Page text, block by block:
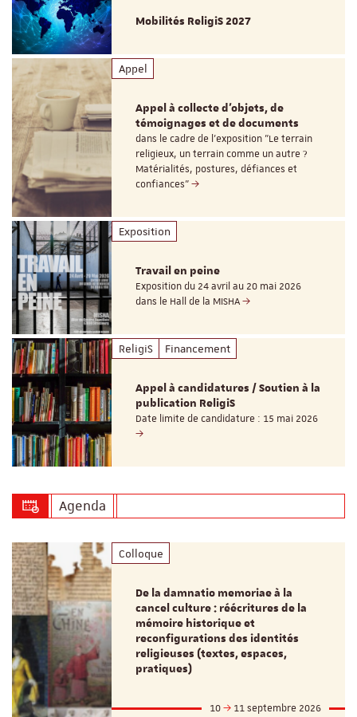
Mobilités ReligiS 2027
Appel
Appel à collecte d'objets, de
témoignages et de documents
dans le cadre de l'exposition "Le terrain
religieux, un terrain comme un autre ?
Matérialités, postures, défiances et
confiances"
Exposition
Travail en peine
Exposition du 24 avril au 20 mai 2026
dans le Hall de la MISHA
ReligiS Financement
Appel à candidatures / Soutien à la
publication ReligiS
Date limite de candidature : 15 mai 2026
Agenda
Colloque
De la damnatio memoriae à la
cancel culture : réécritures de la
mémoire historique et
reconfigurations des identités
religieuses (textes, espaces,
pratiques)
10
11 septembre 2026